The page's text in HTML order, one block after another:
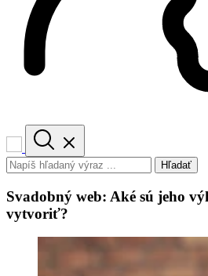
Hľadať
Svadobný web: Aké sú jeho
vytvoriť?